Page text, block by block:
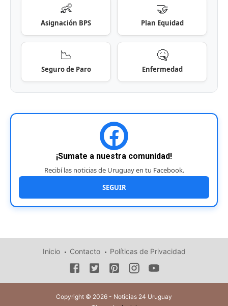
👶
Asignación BPS
🤝
Plan Equidad
📉
Seguro de Paro
🤒
Enfermedad
¡Sumate a nuestra comunidad!
Recibí las noticias de Uruguay en tu Facebook.
SEGUIR
Inicio Contacto Políticas de Privacidad
Copyright © 2026 - Noticias 24 Uruguay